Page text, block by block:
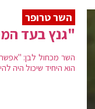
השר טרופר
"גנץ בעד
השר מכחול לבן:
הוא היחיד שיכול היה